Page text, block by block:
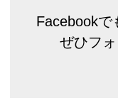
Facebookで
ぜひフ